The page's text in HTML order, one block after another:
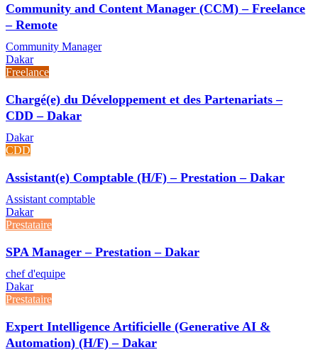
Community and Content Manager (CCM) – Freelance
– Remote
Community Manager
Dakar
Freelance
Chargé(e) du Développement et des Partenariats –
CDD – Dakar
Dakar
CDD
Assistant(e) Comptable (H/F) – Prestation – Dakar
Assistant comptable
Dakar
Prestataire
SPA Manager – Prestation – Dakar
chef d'equipe
Dakar
Prestataire
Expert Intelligence Artificielle (Generative AI &
Automation) (H/F) – Dakar